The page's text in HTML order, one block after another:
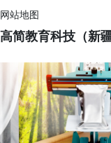
网站地图
高简教育科技（新